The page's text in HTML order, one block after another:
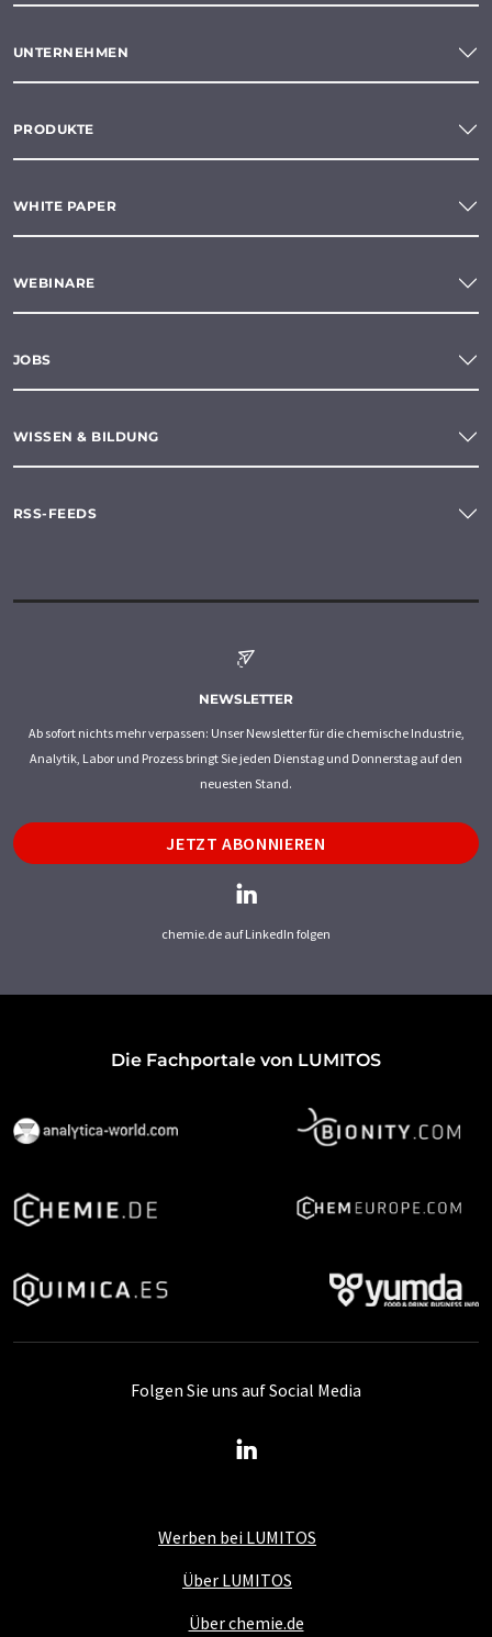
UNTERNEHMEN
PRODUKTE
WHITE PAPER
WEBINARE
JOBS
WISSEN & BILDUNG
RSS-FEEDS
NEWSLETTER
Ab sofort nichts mehr verpassen: Unser Newsletter für die chemische Industrie,
Analytik, Labor und Prozess bringt Sie jeden Dienstag und Donnerstag auf den
neuesten Stand.
JETZT ABONNIEREN
chemie.de auf LinkedIn folgen
Die Fachportale von LUMITOS
Werben bei LUMITOS
Über LUMITOS
Über chemie.de
Folgen Sie uns auf Social Media